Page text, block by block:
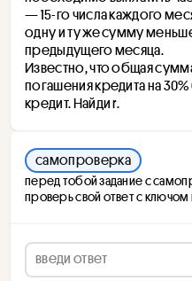
— 15-го числа каждого
одну и ту же сумму
предыдущего месяца.
Известно, что общая
погашения кредита на
кредит. Найди r.
самопроверка
перед тобой задание с
проверь свой ответ с ключом